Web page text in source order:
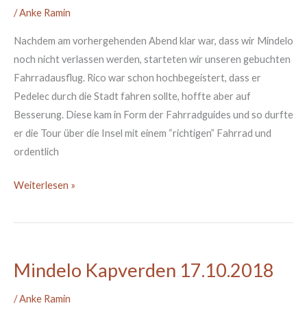
/Anke Ramin
Nachdem am vorhergehenden Abend klar war, dass wir Mindelo
noch nicht verlassen werden, starteten wir unseren gebuchten
Fahrradausflug. Rico war schon hochbegeistert, dass er
Pedelec durch die Stadt fahren sollte, hoffte aber auf
Besserung. Diese kam in Form der Fahrradguides und so durfte
er die Tour über die Insel mit einem “richtigen” Fahrrad und
ordentlich
bis
Weiterlesen »
Mindelo Kapverden 17.10.2018
/Anke Ramin
Mindelo
17.10.2018